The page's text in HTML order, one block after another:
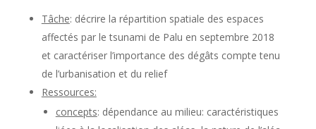
Tâche: décrire la répartition spatiale des espaces
affectés par le tsunami de Palu en septembre 2018
et caractériser l’importance des dégâts compte tenu
de l’urbanisation et du relief
Ressources:
concepts: dépendance au milieu: caractéristiques